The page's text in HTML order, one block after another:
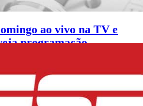
ao vivo na TV e
programação